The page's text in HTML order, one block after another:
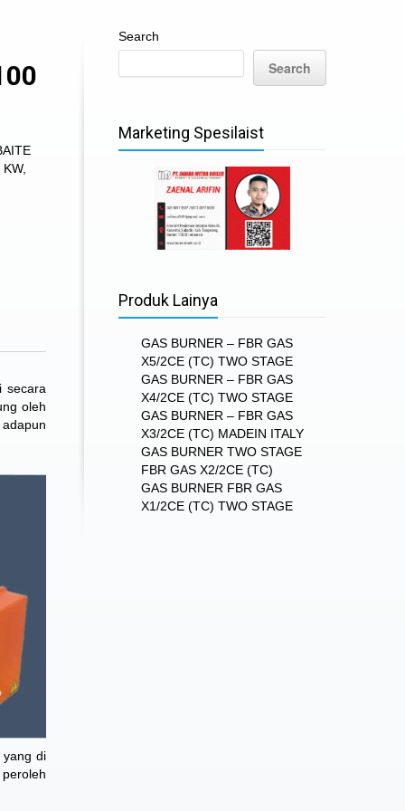
,
secara
oleh
di
Search
Search
Marketing Spesilaist
Produk Lainya
GAS BURNER – FBR GAS
X5/2CE (TC) TWO STAGE
GAS BURNER – FBR GAS
X4/2CE (TC) TWO STAGE
GAS BURNER – FBR GAS
X3/2CE (TC) MADEIN ITALY
GAS BURNER TWO STAGE
FBR GAS X2/2CE (TC)
GAS BURNER FBR GAS
X1/2CE (TC) TWO STAGE